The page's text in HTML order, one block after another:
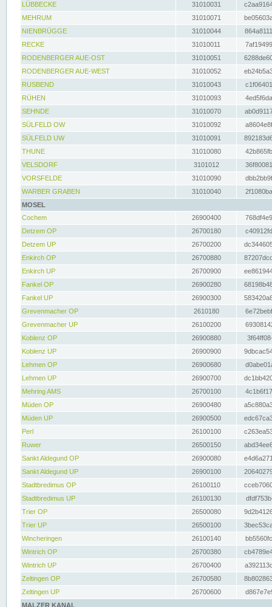
LÜBBECKE
31010031
MEHRUM
31010071
NIENBRÜGGE
31010044
RECKE
31010011
RODENBERGER AUE-OST
31010051
RODENBERGER AUE-WEST
31010052
RUSBEND
31010043
RÜHEN
31010093
SEHNDE
31010070
SÜLFELD OW
31010092
SÜLFELD UW
31010091
THUNE
31010080
VELSDORF
3101012
VORSFELDE
31010090
WARBER GRABEN
31010040
MOSEL
Cochem
26900400
Detzem OP
26700180
Detzem UP
26700200
Enkirch OP
26700880
Enkirch UP
26700900
Fankel OP
26900280
Fankel UP
26900300
Grevenmacher OP
2610180
Grevenmacher UP
26100200
Koblenz OP
26900880
Koblenz UP
26900900
Lehmen OP
26900680
Lehmen UP
26900700
Mehring AMS
26700100
Müden OP
26900480
Müden UP
26900500
Perl
26100100
Ruwer
26500150
Sankt Aldegund OP
26900080
Sankt Aldegund UP
26900100
Stadtbredimus OP
26100110
Stadtbredimus UP
26100130
Trier OP
26500080
Trier UP
26500100
Wincheringen
26100140
Wintrich OP
26700380
Wintrich UP
26700400
Zeltingen OP
26700580
Zeltingen UP
26700600
MALZER KANAL